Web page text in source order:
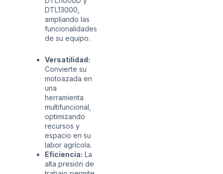
DTL13000,
ampliando las
funcionalidades
de su equipo.
Versatilidad:
Convierte su
motoazada en
una
herramienta
multifuncional,
optimizando
recursos y
espacio en su
labor agrícola.
Eficiencia: La
alta presión de